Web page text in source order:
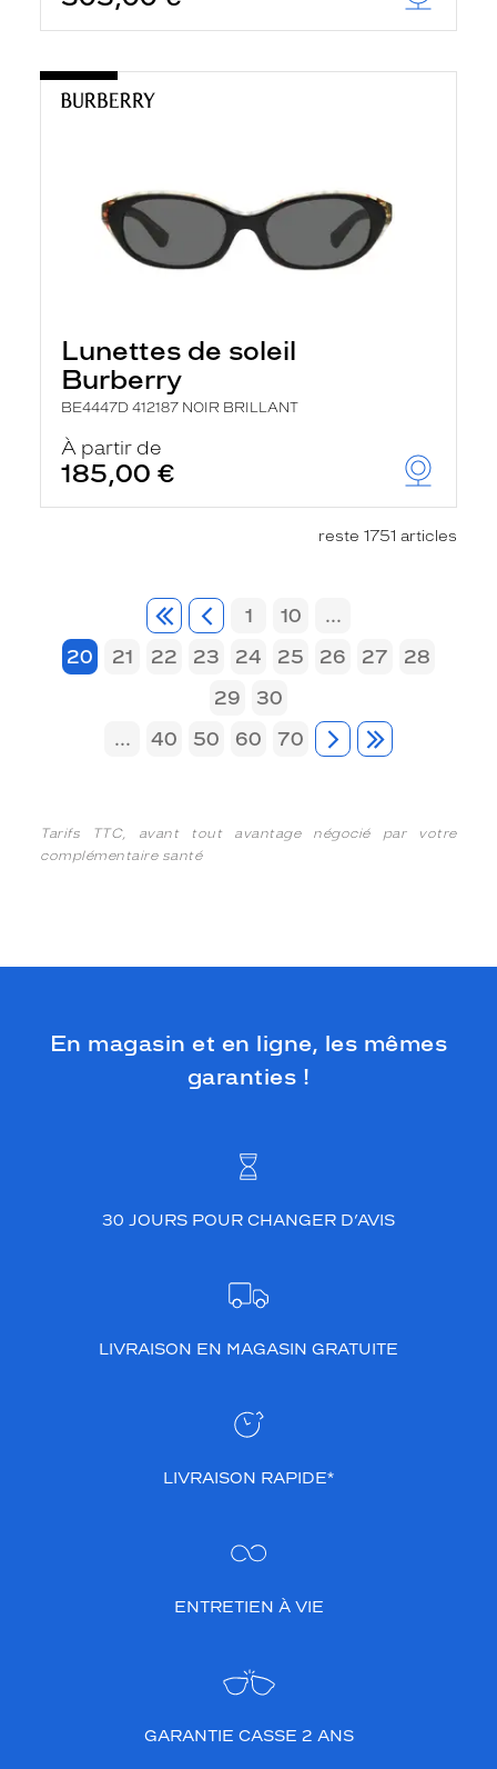
Lunettes de soleil
Burberry
BE4447D 412187 NOIR BRILLANT
À partir de
185,00 €
reste 1751 articles
1 10
...
20
21 22 23 24 25 26 27
28
29
30
...
40 50 60 70
Tarifs TTC, avant tout avantage négocié par votre
complémentaire santé
En magasin et en ligne, les mêmes
garanties !
30 JOURS POUR CHANGER D’AVIS
LIVRAISON EN MAGASIN GRATUITE
LIVRAISON RAPIDE*
ENTRETIEN À VIE
GARANTIE CASSE 2 ANS